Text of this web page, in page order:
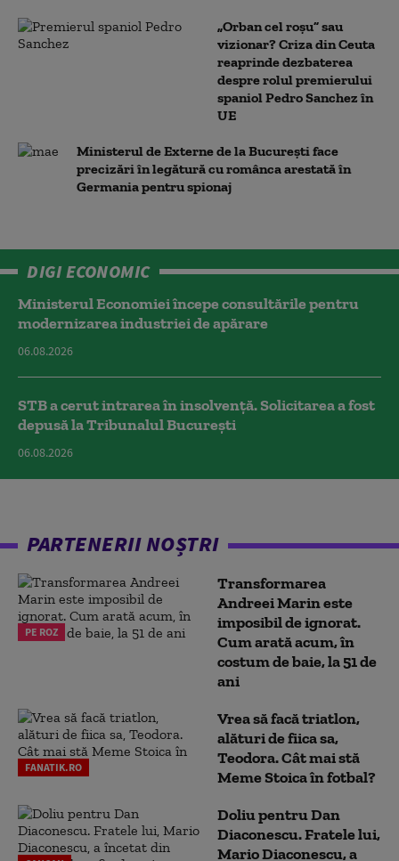
„Orban cel roșu” sau
vizionar? Criza din Ceuta
reaprinde dezbaterea
despre rolul premierului
spaniol Pedro Sanchez în
UE
Ministerul de Externe de la București face
precizări în legătură cu românca arestată în
Germania pentru spionaj
DIGI ECONOMIC
Ministerul Economiei începe consultările pentru
modernizarea industriei de apărare
06.08.2026
STB a cerut intrarea în insolvență. Solicitarea a fost
depusă la Tribunalul București
06.08.2026
PARTENERII NOȘTRI
PE ROZ
Transformarea
Andreei Marin este
imposibil de ignorat.
Cum arată acum, în
costum de baie, la 51 de
ani
FANATIK.RO
Vrea să facă triatlon,
alături de fiica sa,
Teodora. Cât mai stă
Meme Stoica în fotbal?
Doliu pentru Dan
Diaconescu. Fratele lui,
Mario Diaconescu, a